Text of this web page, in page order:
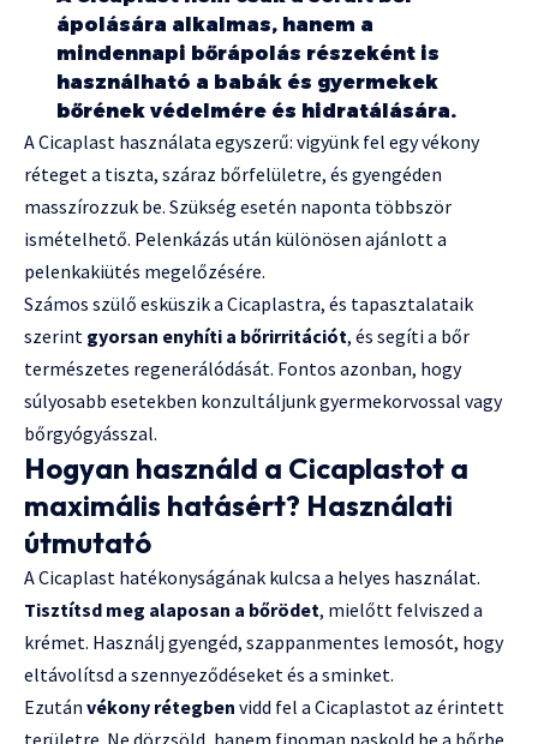
ápolására alkalmas, hanem a
mindennapi bőrápolás részeként is
használható a babák és gyermekek
bőrének védelmére és hidratálására.
A Cicaplast használata egyszerű: vigyünk fel egy vékony
réteget a tiszta, száraz bőrfelületre, és gyengéden
masszírozzuk be. Szükség esetén naponta többször
ismételhető. Pelenkázás után különösen ajánlott a
pelenkakiütés megelőzésére.
Számos szülő esküszik a Cicaplastra, és tapasztalataik
szerint gyorsan enyhíti a bőrirritációt, és segíti a bőr
természetes regenerálódását. Fontos azonban, hogy
súlyosabb esetekben konzultáljunk gyermekorvossal vagy
bőrgyógyásszal.
Hogyan használd a Cicaplastot a
maximális hatásért? Használati
útmutató
A Cicaplast hatékonyságának kulcsa a helyes használat.
Tisztítsd meg alaposan a bőrödet, mielőtt felviszed a
krémet. Használj gyengéd, szappanmentes lemosót, hogy
eltávolítsd a szennyeződéseket és a sminket.
Ezután vékony rétegben vidd fel a Cicaplastot az érintett